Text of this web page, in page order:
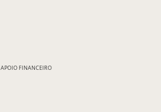
APOIO FINANCEIRO